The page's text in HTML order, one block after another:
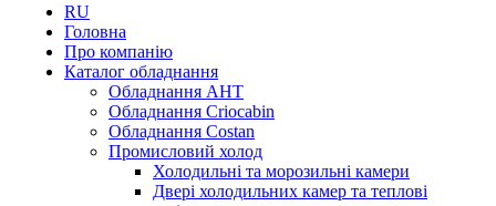
RU
Головна
Про компанію
Каталог обладнання
Обладнання AHT
Обладнання Criocabin
Обладнання Costan
Промисловий холод
Холодильні та морозильні камери
Двері холодильних камер та теплові